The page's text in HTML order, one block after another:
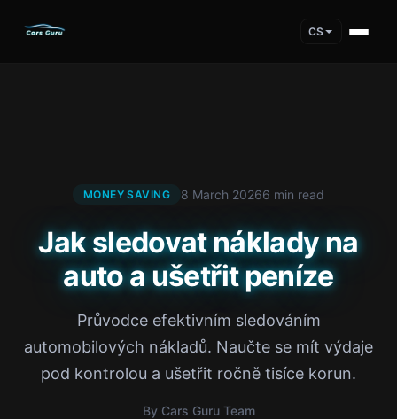
CS
MONEY SAVING 8 March 20266 min read
Jak sledovat náklady na
auto a ušetřit peníze
Průvodce efektivním sledováním
automobilových nákladů. Naučte se mít výdaje
pod kontrolou a ušetřit ročně tisíce korun.
By Cars Guru Team